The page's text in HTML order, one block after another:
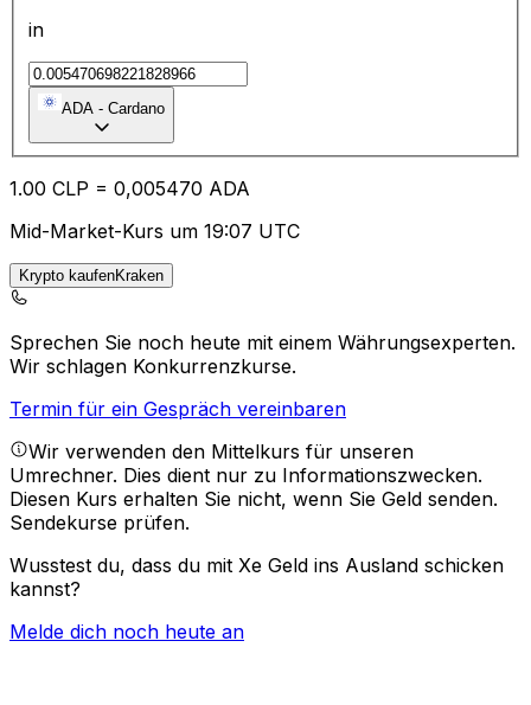
in
ADA - Cardano
1.00 CLP = 0,005470 ADA
Mid-Market-Kurs um 19:07 UTC
Krypto kaufenKraken
Sprechen Sie noch heute mit einem Währungsexperten.
Wir schlagen Konkurrenzkurse.
Termin für ein Gespräch vereinbaren
Wir verwenden den Mittelkurs für unseren
Umrechner. Dies dient nur zu Informationszwecken.
Diesen Kurs erhalten Sie nicht, wenn Sie Geld senden.
Sendekurse prüfen.
Wusstest du, dass du mit Xe Geld ins Ausland schicken
kannst?
Melde dich noch heute an